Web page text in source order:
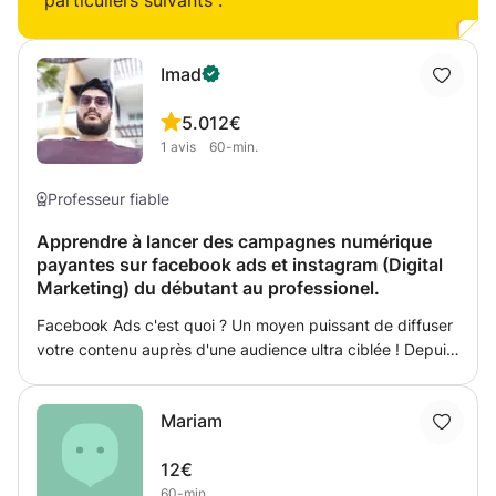
aux enfants avec des méthodes créatives et interactives
appropriées pour les apprenants me permettront d'être un
match fantastique pour ces expériences exaltantes qui
vous inspireront et seront inspirées par vous tous! je vous
attends!
Imad
5.0
1 avis
12€
60-min.
Professeur fiable
Apprendre à lancer des campagnes numérique
payantes sur facebook ads et instagram (Digital
Marketing) du débutant au professionel.
Facebook Ads c'est quoi ? Un moyen puissant de diffuser
votre contenu auprès d'une audience ultra ciblée ! Depuis
les social Ads. Si Twitter, Pinterest, Linkedin proposent
leur propre plateforme de publicité, c'est à Facebook que
nous nous intéresserons. L'intérêt d'annoncer sur les
Mariam
12€